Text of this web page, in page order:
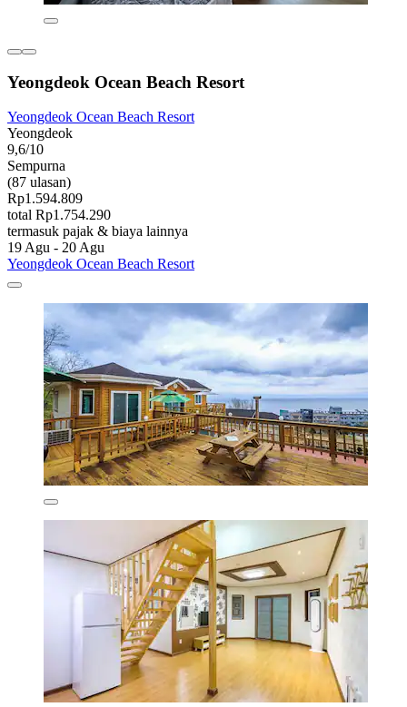
Yeongdeok Ocean Beach Resort
Yeongdeok Ocean Beach Resort
Yeongdeok
9,6/10
Sempurna
(87 ulasan)
Rp1.594.809
total Rp1.754.290
termasuk pajak & biaya lainnya
19 Agu - 20 Agu
Yeongdeok Ocean Beach Resort